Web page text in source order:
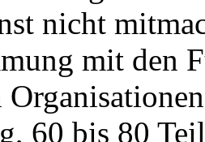
nicht
mit den
60 bis 80